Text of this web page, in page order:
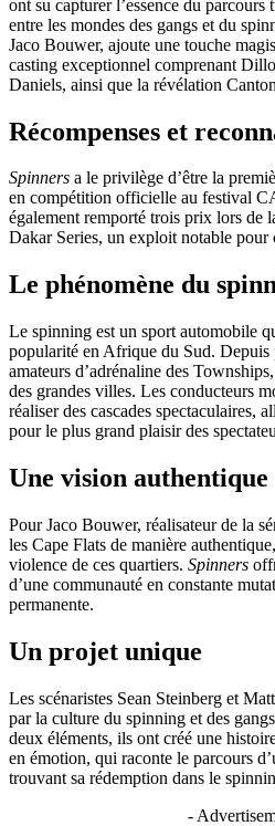
ont su capturer l’essence du
entre les mondes des gangs et du
Jaco Bouwer, ajoute une touche
casting exceptionnel comprenant
Daniels, ainsi que la révélation
Récompenses et
Spinners a le privilège d’être la
en compétition officielle au festival
également remporté trois prix lors de
Dakar Series, un exploit notable pour
Le phénomène du
Le spinning est un sport automobile
popularité en Afrique du Sud. Depuis
amateurs d’adrénaline des
des grandes villes. Les conducteurs
réaliser des cascades spectaculaires,
pour le plus grand plaisir des
Une vision authentique
Pour Jaco Bouwer, réalisateur de la
les Cape Flats de manière
violence de ces quartiers. Spinners
d’une communauté en constante
permanente.
Un projet unique
Les scénaristes Sean Steinberg et
par la culture du spinning et des
deux éléments, ils ont créé une
en émotion, qui raconte le parcours
trouvant sa rédemption dans le
-